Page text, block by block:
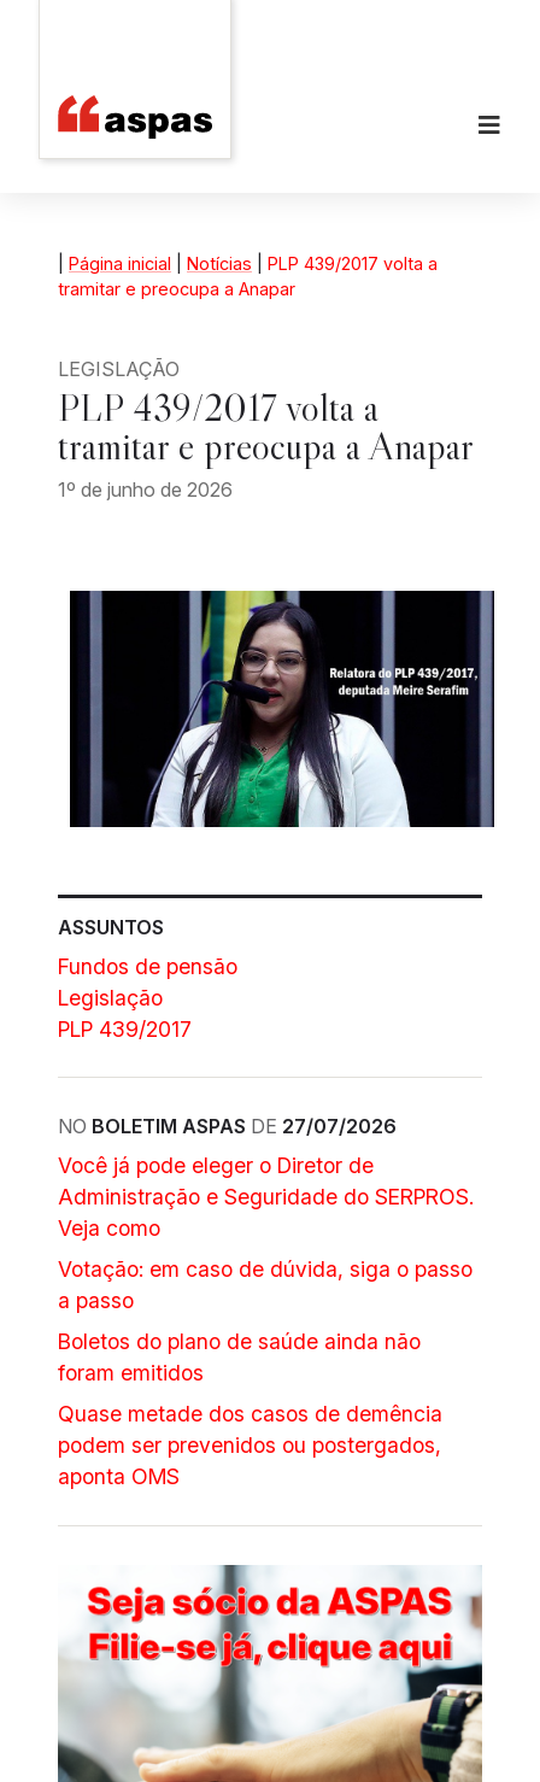
Página inicial Notícias
PLP 439/2017 volta a
tramitar e preocupa a Anapar
LEGISLAÇÃO
PLP 439/2017 volta a
tramitar e preocupa a Anapar
1º de junho de 2026
ASSUNTOS
Fundos de pensão
Legislação
PLP 439/2017
NO BOLETIM ASPAS DE 27/07/2026
Você já pode eleger o Diretor de
Administração e Seguridade do SERPROS.
Veja como
Votação: em caso de dúvida, siga o passo
a passo
Boletos do plano de saúde ainda não
foram emitidos
Quase metade dos casos de demência
podem ser prevenidos ou postergados,
aponta OMS